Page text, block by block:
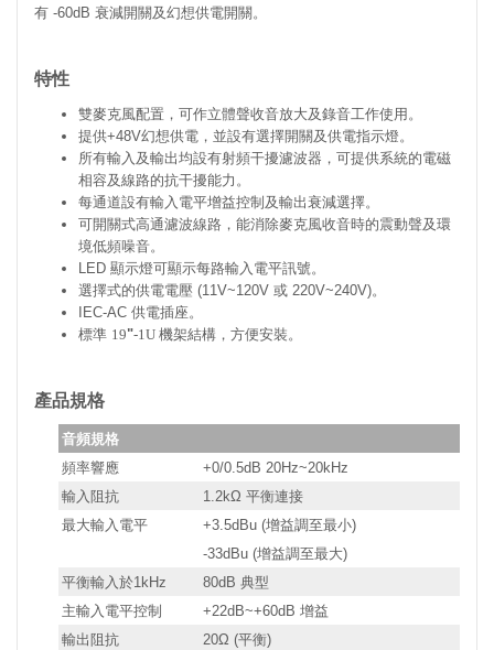
有 -60dB 衰減開關及幻想供電開關。
特性
雙麥克風配置，可作立體聲收音放大及錄音工作使用。
提供+48V幻想供電，並設有選擇開關及供電指示燈。
所有輸入及輸出均設有射頻干擾濾波器，可提供系統的電磁
相容及線路的抗干擾能力。
每通道設有輸入電平增益控制及輸出衰減選擇。
可開關式高通濾波線路，能消除麥克風收音時的震動聲及環
境低頻噪音。
LED 顯示燈可顯示每路輸入電平訊號。
選擇式的供電電壓 (11V~120V 或 220V~240V)。
IEC-AC 供電插座。
標準 19"-1U 機架結構，方便安裝。
產品規格
音頻規格
頻率響應
+0/0.5dB 20Hz~20kHz
輸入阻抗
1.2kΩ 平衡連接
最大輸入電平
+3.5dBu (增益調至最小)
-33dBu (增益調至最大)
平衡輸入於1kHz
80dB 典型
主輸入電平控制
+22dB~+60dB 增益
輸出阻抗
20Ω (平衡)